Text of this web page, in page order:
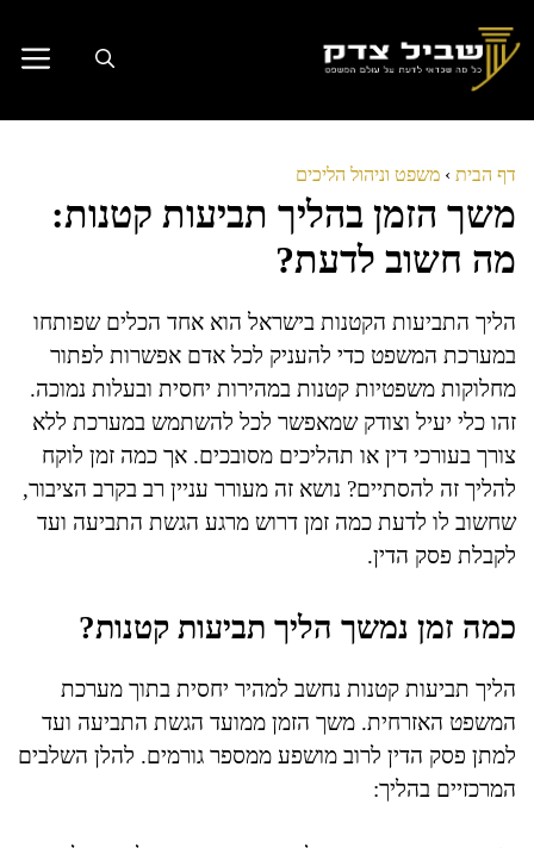
לתוכן
דף הבית › משפט וניהול הליכים
משך הזמן בהליך תביעות קטנות:
מה חשוב לדעת?
הליך התביעות הקטנות בישראל הוא אחד הכלים שפותחו
במערכת המשפט כדי להעניק לכל אדם אפשרות לפתור
מחלוקות משפטיות קטנות במהירות יחסית ובעלות נמוכה.
זהו כלי יעיל וצודק שמאפשר לכל להשתמש במערכת ללא
צורך בעורכי דין או תהליכים מסובכים. אך כמה זמן לוקח
להליך זה להסתיים? נושא זה מעורר עניין רב בקרב הציבור,
שחשוב לו לדעת כמה זמן דרוש מרגע הגשת התביעה ועד
לקבלת פסק הדין.
כמה זמן נמשך הליך תביעות קטנות?
הליך תביעות קטנות נחשב למהיר יחסית בתוך מערכת
המשפט האזרחית. משך הזמן ממועד הגשת התביעה ועד
למתן פסק הדין לרוב מושפע ממספר גורמים. להלן השלבים
המרכזיים בהליך: